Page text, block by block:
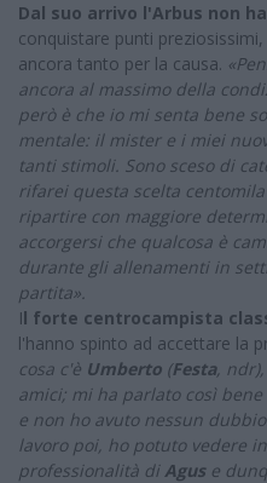
Dal suo arrivo l'Arbus non
conquistare punti
ancora tanto per la causa.
ancora al massimo della
però è che io mi senta bene
mentale: il mister e i miei
tanti stimoli. Sono sceso di
rifarei questa scelta
ripartire con maggiore
accorgersi che qualcosa è
durante gli allenamenti in
partita».
Il forte centrocampista
l'hanno spinto ad accettare la
cosa c'è Umberto (Festa,
amici; mi ha parlato così
e non ho avuto nessun
lavoro poi, ho potuto vedere
professionalità diAgus e